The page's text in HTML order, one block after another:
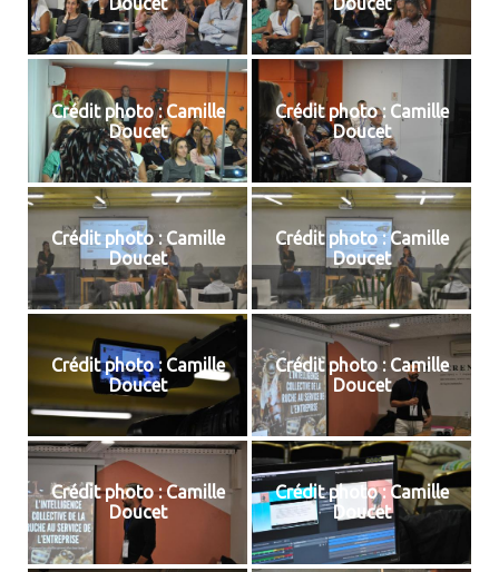
Crédit photo : Camille
Doucet
Crédit photo : Camille
Doucet
Crédit photo : Camille
Doucet
Crédit photo : Camille
Doucet
Crédit photo : Camille
Doucet
Crédit photo : Camille
Doucet
Crédit photo : Camille
Doucet
Crédit photo : Camille
Doucet